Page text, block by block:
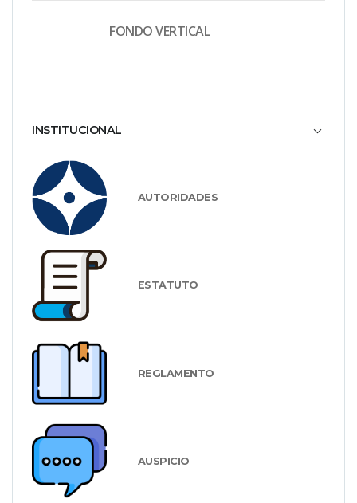
FONDO VERTICAL
INSTITUCIONAL
AUTORIDADES
ESTATUTO
REGLAMENTO
AUSPICIO